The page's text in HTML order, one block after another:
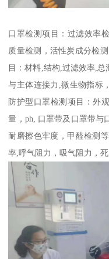
口罩检测项目：过滤效率
质量检测，活性炭成分检
目：材料,结构,过滤效率,
与主体连接力,微生物指标
防护型口罩检测项目：外
量，ph, 口罩带及口罩带与
耐磨擦色牢度，甲醛检测
率,呼气阻力，吸气阻力，